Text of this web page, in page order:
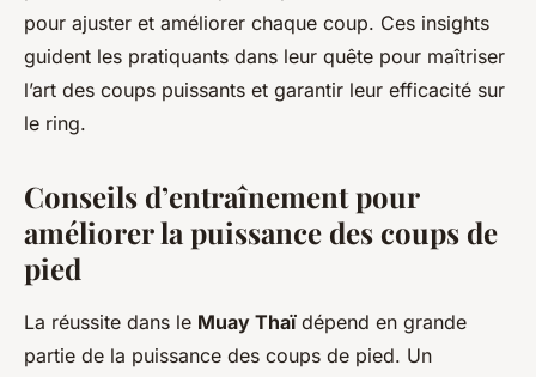
pour ajuster et améliorer chaque coup. Ces insights
guident les pratiquants dans leur quête pour maîtriser
l’art des coups puissants et garantir leur efficacité sur
le ring.
Conseils d’entraînement pour
améliorer la puissance des coups de
pied
La réussite dans le Muay Thaïdépend en grande
partie de la puissance des coups de pied. Un